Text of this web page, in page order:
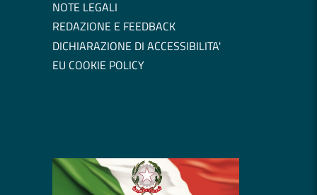
NOTE LEGALI
REDAZIONE E FEEDBACK
DICHIARAZIONE DI ACCESSIBILITA'
EU COOKIE POLICY